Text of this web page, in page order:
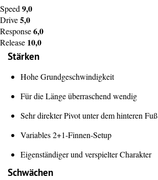
Speed 9,0
Drive5,0
Response6,0
Release 10,0
Stärken
Hohe Grundgeschwindigkeit
Für die Länge überraschend wendig
Sehr direkter Pivot unter dem hinteren Fuß
Variables 2+1-Finnen-Setup
Eigenständiger und verspielter Charakter
Schwächen